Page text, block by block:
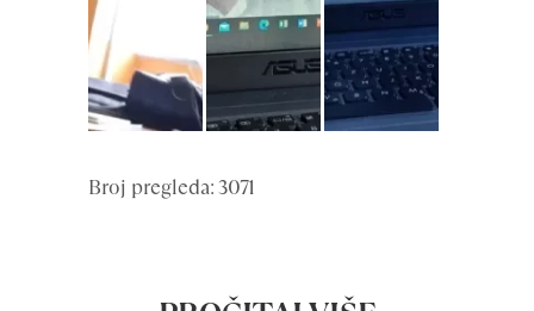
Broj pregleda: 3071